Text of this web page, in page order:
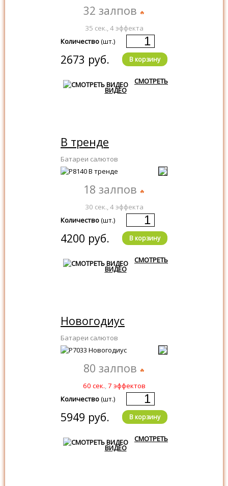
32 залпов
35 сек., 4 эффекта
Количество(шт.)
2673 руб. В корзину
СМОТРЕТЬ
ВИДЕО
В тренде
Батареи салютов
18 залпов
30 сек., 4 эффекта
Количество(шт.)
4200 руб. В корзину
СМОТРЕТЬ
ВИДЕО
Новогодиус
Батареи салютов
80 залпов
60 сек.,7 эффектов
Количество(шт.)
5949 руб. В корзину
СМОТРЕТЬ
ВИДЕО